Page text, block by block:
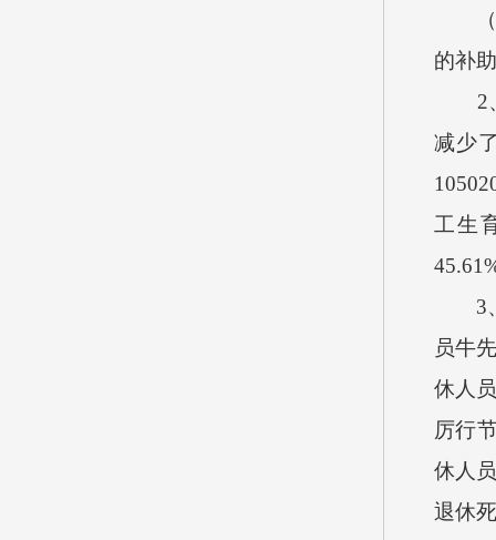
（2
的补
2、
减少
工生
3、
员牛
休人
厉行
休人
退休